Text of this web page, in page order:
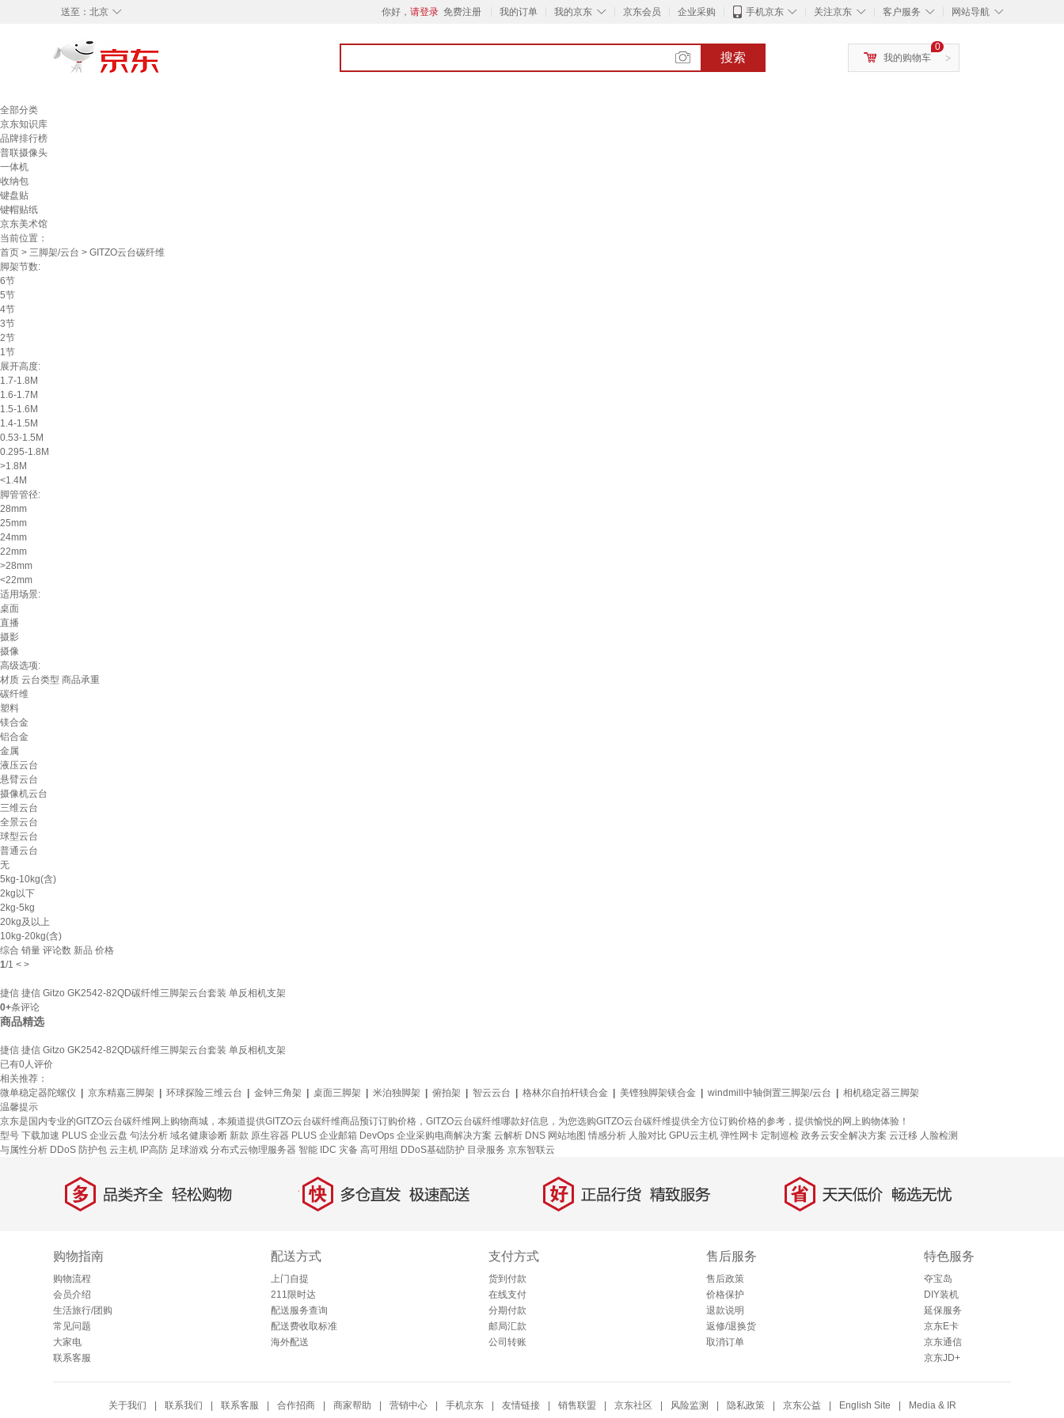
◇
送至： 北京 你好， 请登录 免费注册 我的订单 ◇
我的京东 京东会员 企业采购 ◇
手机京东 ◇
关注京东 ◇
客户服务 ◇
网站导航
搜索 >
0
我的购物车
全部分类
京东知识库
品牌排行榜
普联摄像头
一体机
收纳包
键盘贴
键帽贴纸
京东美术馆
当前位置：
首页 > 三脚架/云台 > GITZO云台碳纤维
脚架节数:
6节
5节
4节
3节
2节
1节
展开高度:
1.7-1.8M
1.6-1.7M
1.5-1.6M
1.4-1.5M
0.53-1.5M
0.295-1.8M
>1.8M
<1.4M
脚管管径:
28mm
25mm
24mm
22mm
>28mm
<22mm
适用场景:
桌面
直播
摄影
摄像
高级选项:
材质 云台类型 商品承重
碳纤维
塑料
镁合金
铝合金
金属
液压云台
悬臂云台
摄像机云台
三维云台
全景云台
球型云台
普通云台
无
5kg-10kg(含)
2kg以下
2kg-5kg
20kg及以上
10kg-20kg(含)
综合 销量 评论数 新品 价格
1/1 < >
捷信 捷信 Gitzo GK2542-82QD碳纤维三脚架云台套装 单反相机支架
0+条评论
商品精选
捷信 捷信 Gitzo GK2542-82QD碳纤维三脚架云台套装 单反相机支架
已有0人评价
相关推荐：
微单稳定器陀螺仪
京东精嘉三脚架 环球探险三维云台 金钟三角架 桌面三脚架 米泊独脚架 俯拍架 智云云台 格林尔自拍杆镁合金 美铿独脚架镁合金 windmill中轴倒置三脚架/云台
相机稳定器三脚架
温馨提示
京东是国内专业的GITZO云台碳纤维网上购物商城，本频道提供GITZO云台碳纤维商品预订订购价格，GITZO云台碳纤维哪款好信息，为您选购GITZO云台碳纤维提供全方位订购价格的参考，提供愉悦的网上购物体验！
型号 下载加速 PLUS 企业云盘 句法分析 域名健康诊断 新款 原生容器 PLUS 企业邮箱 DevOps 企业采购电商解决方案 云解析 DNS 网站地图 情感分析 人脸对比 GPU云主机 弹性网卡 定制巡检 政务云安全解决方案 云迁移 人脸检测
与属性分析 DDoS 防护包 云主机 IP高防 足球游戏 分布式云物理服务器 智能 IDC 灾备 高可用组 DDoS基础防护 目录服务 京东智联云
多 品类齐全，轻松购物 快 多仓直发，极速配送 好 正品行货，精致服务 省 天天低价，畅选无忧
购物指南
购物流程
会员介绍
生活旅行/团购
常见问题
大家电
联系客服
配送方式
上门自提
211限时达
配送服务查询
配送费收取标准
海外配送
支付方式
货到付款
在线支付
分期付款
邮局汇款
公司转账
售后服务
售后政策
价格保护
退款说明
返修/退换货
取消订单
特色服务
夺宝岛
DIY装机
延保服务
京东E卡
京东通信
京东JD+
关于我们 联系我们 联系客服 合作招商 商家帮助 营销中心 手机京东 友情链接 销售联盟 京东社区 风险监测 隐私政策 京东公益 English Site Media & IR